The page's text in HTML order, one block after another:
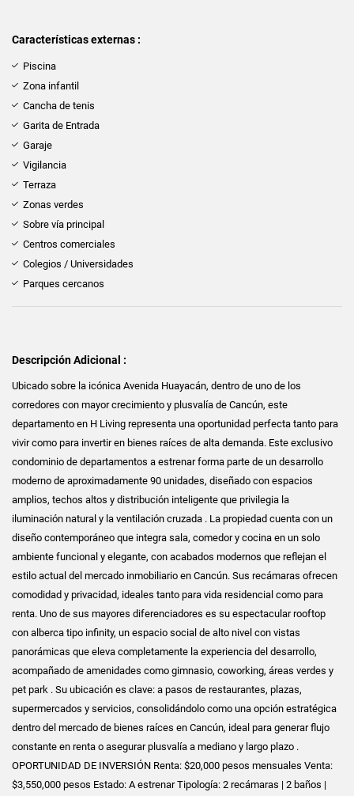
Características externas :
Piscina
Zona infantil
Cancha de tenis
Garita de Entrada
Garaje
Vigilancia
Terraza
Zonas verdes
Sobre vía principal
Centros comerciales
Colegios / Universidades
Parques cercanos
Descripción Adicional :
Ubicado sobre la icónica Avenida Huayacán, dentro de uno de los
corredores con mayor crecimiento y plusvalía de Cancún, este
departamento en H Living representa una oportunidad perfecta tanto para
vivir como para invertir en bienes raíces de alta demanda. Este exclusivo
condominio de departamentos a estrenar forma parte de un desarrollo
moderno de aproximadamente 90 unidades, diseñado con espacios
amplios, techos altos y distribución inteligente que privilegia la
iluminación natural y la ventilación cruzada . La propiedad cuenta con un
diseño contemporáneo que integra sala, comedor y cocina en un solo
ambiente funcional y elegante, con acabados modernos que reflejan el
estilo actual del mercado inmobiliario en Cancún. Sus recámaras ofrecen
comodidad y privacidad, ideales tanto para vida residencial como para
renta. Uno de sus mayores diferenciadores es su espectacular rooftop
con alberca tipo infinity, un espacio social de alto nivel con vistas
panorámicas que eleva completamente la experiencia del desarrollo,
acompañado de amenidades como gimnasio, coworking, áreas verdes y
pet park . Su ubicación es clave: a pasos de restaurantes, plazas,
supermercados y servicios, consolidándolo como una opción estratégica
dentro del mercado de bienes raíces en Cancún, ideal para generar flujo
constante en renta o asegurar plusvalía a mediano y largo plazo .
OPORTUNIDAD DE INVERSIÓN Renta: $20,000 pesos mensuales Venta:
$3,550,000 pesos Estado: A estrenar Tipología: 2 recámaras | 2 baños |